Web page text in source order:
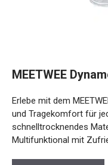
MEETWEE
Erlebe mit dem
Atmungsaktivität und
Optimale Passform und
dauerhafte Frische.
Zufriedenheitsgarantie.